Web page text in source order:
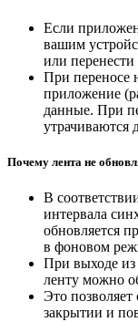
Если
вашим
или перенести
При переносе
приложение
данные. При
утрачиваются
Почему лента не
В
интервала
обновляется
в фоновом
При выходе
ленту можно
Это
закрытии и